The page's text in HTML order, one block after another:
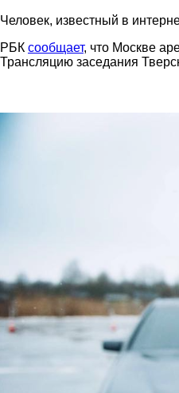
Человек, известный в
РБК сообщает, что Москве
Трансляцию заседания